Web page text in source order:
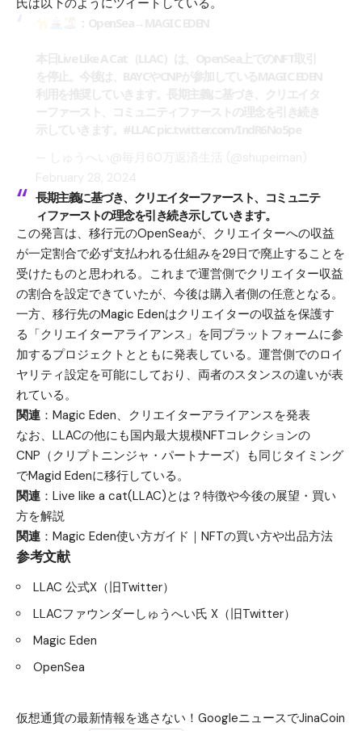
氏は以下のようにツイートしている。
長期主義に基づき、クリエイターファースト、コミュニテ
ィファーストの理念を引き続き示していきます。
この発言は、移行元のOpenSeaが、クリエイターへの収益
が一定割合で必ず支払われる仕組みを29日で廃止することを
受けたものと思われる。これまで運営側でクリエイター収益
の割合を設定できていたが、今後は購入者側の任意となる。
一方、移行先のMagic Edenはクリエイターの収益を保護す
る「クリエイターアライアンス」を同プラットフォームに参
加するプロジェクトとともに発表している。運営側でのロイ
ヤリティ設定を可能にしており、両者のスタンスの違いが表
れている。
関連 ： Magic Eden、クリエイターアライアンスを発表
なお、LLACの他にも国内最大規模NFTコレクションの
CNP（クリプトニンジャ・パートナーズ）も同じタイミング
でMagid Edenに移行している。
関連 ： Live like a cat(LLAC)とは？特徴や今後の展望・買い
方を解説
関連 ： Magic Eden使い方ガイド｜NFTの買い方や出品方法
参考文献
LLAC 公式X（旧Twitter）
LLACファウンダーしゅうへい氏 X（旧Twitter）
Magic Eden
OpenSea
仮想通貨の最新情報を逃さない！GoogleニュースでJinaCoin